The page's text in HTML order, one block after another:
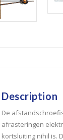
Description
De
afrasteringen
kortsluiting nihil is.